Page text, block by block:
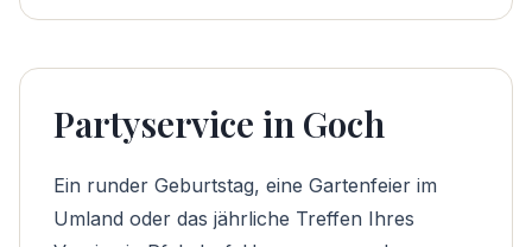
Partyservice in Goch
Ein runder Geburtstag, eine Gartenfeier im
Umland oder das jährliche Treffen Ihres